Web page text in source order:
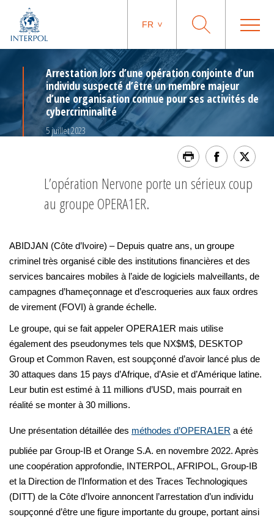
FR
Arrestation lors d’une opération conjointe d’un
individu suspecté d’être un membre majeur
d’une organisation connue pour ses activités de
cybercriminalité
5 juillet 2023
L’opération Nervone porte un sérieux coup
au groupe OPERA1ER.
ABIDJAN (Côte d’Ivoire) – Depuis quatre ans, un groupe
criminel très organisé cible des institutions financières et des
services bancaires mobiles à l’aide de logiciels malveillants, de
campagnes d’hameçonnage et d’escroqueries aux faux ordres
de virement (FOVI) à grande échelle.
Le groupe, qui se fait appeler OPERA1ER mais utilise
également des pseudonymes tels que NX$M$, DESKTOP
Group et Common Raven, est soupçonné d’avoir lancé plus de
30 attaques dans 15 pays d’Afrique, d’Asie et d’Amérique latine.
Leur butin est estimé à 11 millions d’USD, mais pourrait en
réalité se monter à 30 millions.
Une présentation détaillée des méthodes d’OPERA1ER a été
publiée par Group-IB et Orange S.A. en novembre 2022. Après
une coopération approfondie, INTERPOL, AFRIPOL, Group-IB
et la Direction de l’Information et des Traces Technologiques
(DITT) de la Côte d’Ivoire annoncent l’arrestation d’un individu
soupçonné d’être une figure importante du groupe, portant ainsi